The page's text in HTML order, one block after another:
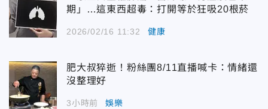
期」…這東西超毒：打開等於狂吸20根菸
2026/02/16 11:32 健康
肥大叔猝逝！粉絲團8/11直播喊卡：情緒還
沒整理好
3小時前 娛樂